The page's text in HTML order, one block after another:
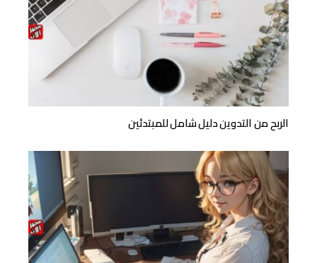
الربح من التدوين دليل شامل للمبتدئين